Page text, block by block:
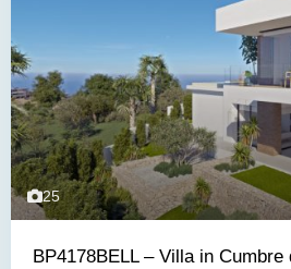
25
BP4178BELL – Villa in Cumbre